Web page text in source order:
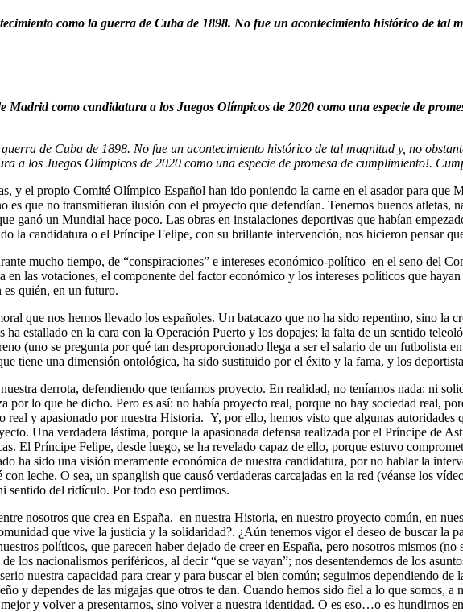
como la guerra de Cuba de 1898. No fue un acontecimiento histórico de tal
Madrid como candidatura a los Juegos Olímpicos de 2020 como una especie de
de Cuba de 1898. No fue un acontecimiento histórico de tal magnitud y, no
a los Juegos Olímpicos de 2020 como una especie de promesa de cumplimiento!.
y el propio Comité Olímpico Español han ido poniendo la carne en el asador para que
es que no transmitieran ilusión con el proyecto que defendían. Tenemos buenos atletas,
ganó un Mundial hace poco. Las obras en instalaciones deportivas que habían
la candidatura o el Príncipe Felipe, con su brillante intervención, nos hicieron pensar
mucho tiempo, de “conspiraciones” e intereses económico-político en el seno del
en las votaciones, el componente del factor económico y los intereses políticos que
quién, en un futuro.
que nos hemos llevado los españoles. Un batacazo que no ha sido repentino, sino la
ha estallado en la cara con la Operación Puerto y los dopajes; la falta de un sentido
(uno se pregunta por qué tan desproporcionado llega a ser el salario de un futbolista
tiene una dimensión ontológica, ha sido sustituido por el éxito y la fama, y los
derrota, defendiendo que teníamos proyecto. En realidad, no teníamos nada: ni
lo que he dicho. Pero es así: no había proyecto real, porque no hay sociedad real,
y apasionado por nuestra Historia. Y, por ello, hemos visto que algunas autoridades
Una verdadera lástima, porque la apasionada defensa realizada por el Príncipe de
El Príncipe Felipe, desde luego, se ha revelado capaz de ello, porque estuvo
ha sido una visión meramente económica de nuestra candidatura, por no hablar la
leche. O sea, un spanglish que causó verdaderas carcajadas en la red (véanse los
sentido del ridículo. Por todo eso perdimos.
nosotros que crea en España, en nuestra Historia, en nuestro proyecto común, en
que vive la justicia y la solidaridad?. ¿Aún tenemos vigor el deseo de buscar la
políticos, que parecen haber dejado de creer en España, pero nosotros mismos
los nacionalismos periféricos, al decir “que se vayan”; nos desentendemos de los
nuestra capacidad para crear y para buscar el bien común; seguimos dependiendo
y dependes de las migajas que otros te dan. Cuando hemos sido fiel a lo que somos,
y volver a presentarnos, sino volver a nuestra identidad. O es eso…o es hundirnos